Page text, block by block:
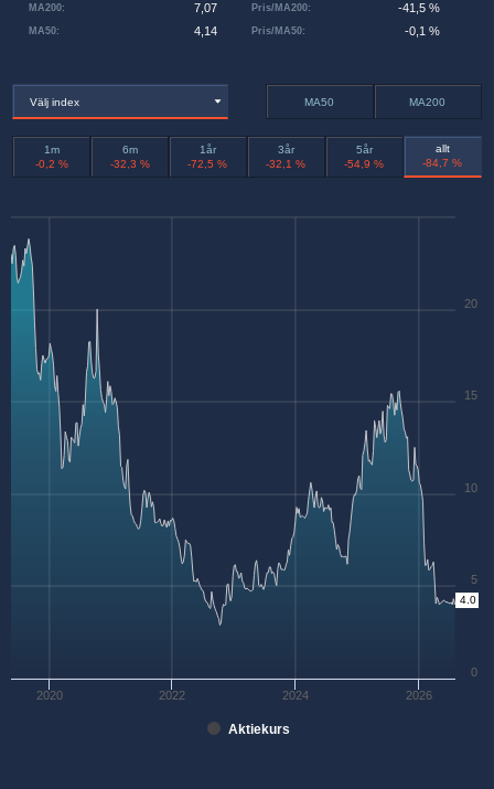
MA50: 4,14
MA200: 7,07 Pris/MA200: -41,5 %
Pris/MA50: -0,1 %
Välj index MA50 MA200
1m
-0,2 %
6m
-32,3 %
1år
-72,5 %
3år
-32,1 %
5år
-54,9 %
allt
-84,7 %
Aktiekurs
2020 2022 2024 2026
0
5
10
15
20
4.0